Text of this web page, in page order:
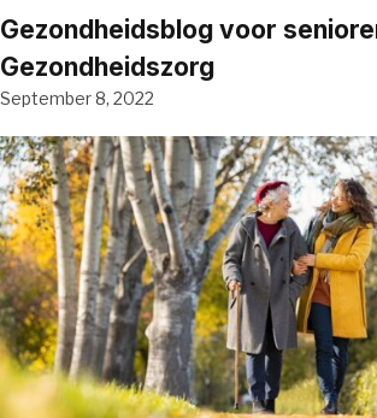
Gezondheidsblog voor
Gezondheidszorg
September 8, 2022